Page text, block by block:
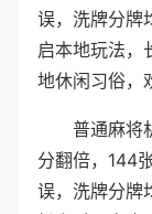
误，洗牌分牌
启本地玩法，
地休闲习俗，
普通麻将
分翻倍，144
误，洗牌分牌